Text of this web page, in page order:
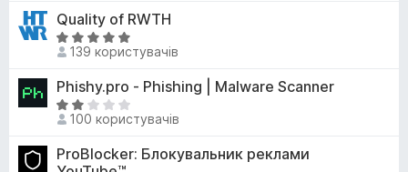
5
є
о
ц
і
н
о
н
к
5
з
5
Quality of RWTH
О
ц
і
н
к
4
139 користувачів
Phishy.pro - Phishing | Malware Scanner
О
ц
і
н
100 користувачів
ProBlocker: Блокувальник реклами